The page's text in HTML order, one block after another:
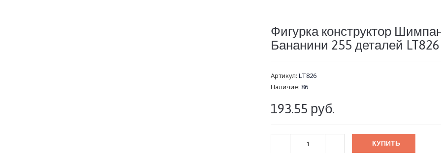
Фигурка конструктор
Бананини 255 деталей LT826
Артикул:LT826
Наличие:86
193.55 руб.
КУПИТЬ